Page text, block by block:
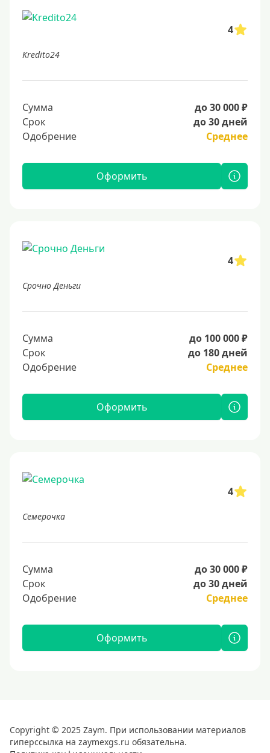
4
Kredito24
Сумма
до 30 000 ₽
Срок
до 30 дней
Одобрение
Среднее
Оформить
4
Срочно Деньги
Сумма
до 100 000 ₽
Срок
до 180 дней
Одобрение
Среднее
Оформить
4
Семерочка
Сумма
до 30 000 ₽
Срок
до 30 дней
Одобрение
Среднее
Оформить
Copyright © 2025 Zaym. При использовании материалов
гиперссылка на zaymexgs.ru обязательна.